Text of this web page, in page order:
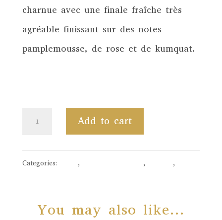
charnue avec une finale fraîche très
agréable finissant sur des notes
pamplemousse, de rose et de kumquat.
Siouvette
quantity
Add to cart
Categories: , , ,
You may also like…